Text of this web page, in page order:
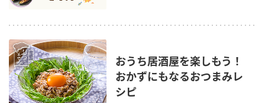
おうち居酒屋を楽しもう！
おかずにもなるおつまみレ
シピ